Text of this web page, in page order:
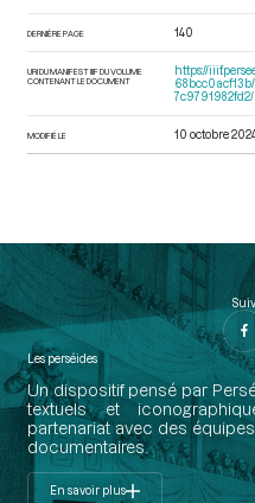
DERNIÈRE PAGE 140
URI DU MANIFEST IIIF DU VOLUME
CONTENANT LE DOCUMENT
https://
MODIFIÉ LE 10 octobre 2024
Les perséides
Un dispositif pensé par
textuels et
partenariat avec des
documentaires.
En savoir plus